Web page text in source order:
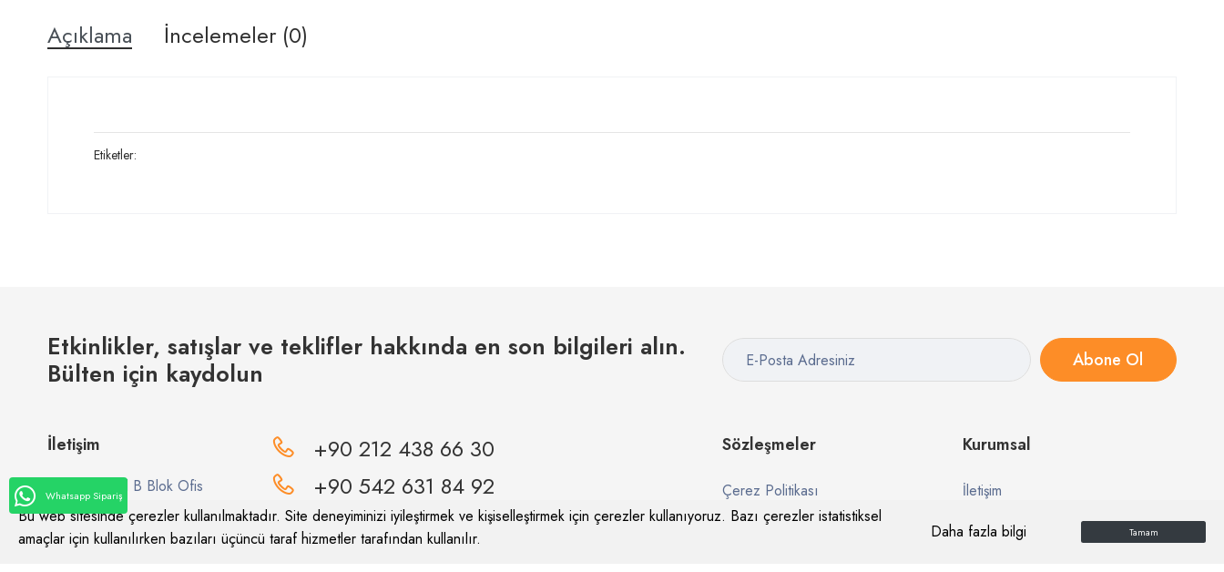
Açıklama İncelemeler (0)
Etiketler:
Etkinlikler, satışlar ve teklifler hakkında en son bilgileri alın.
Bülten için kaydolun
Abone Ol
İletişim
AXİS İstanbul B Blok Ofis
No:10 Topçular Mahallesi
Maltepe Caddesi No:4/1 PK:
+90 212 438 66 30
+90 542 631 84 92
info@meviya.com
Sözleşmeler
Çerez Politikası
Gizlilik Sözleşmesi
Kurumsal
İletişim
Hakkımızda
Bu web sitesinde çerezler kullanılmaktadır. Site deneyiminizi iyileştirmek ve kişiselleştirmek için çerezler kullanıyoruz. Bazı çerezler istatistiksel
amaçlar için kullanılırken bazıları üçüncü taraf hizmetler tarafından kullanılır.
Daha fazla bilgi Tamam
Whatsapp Sipariş